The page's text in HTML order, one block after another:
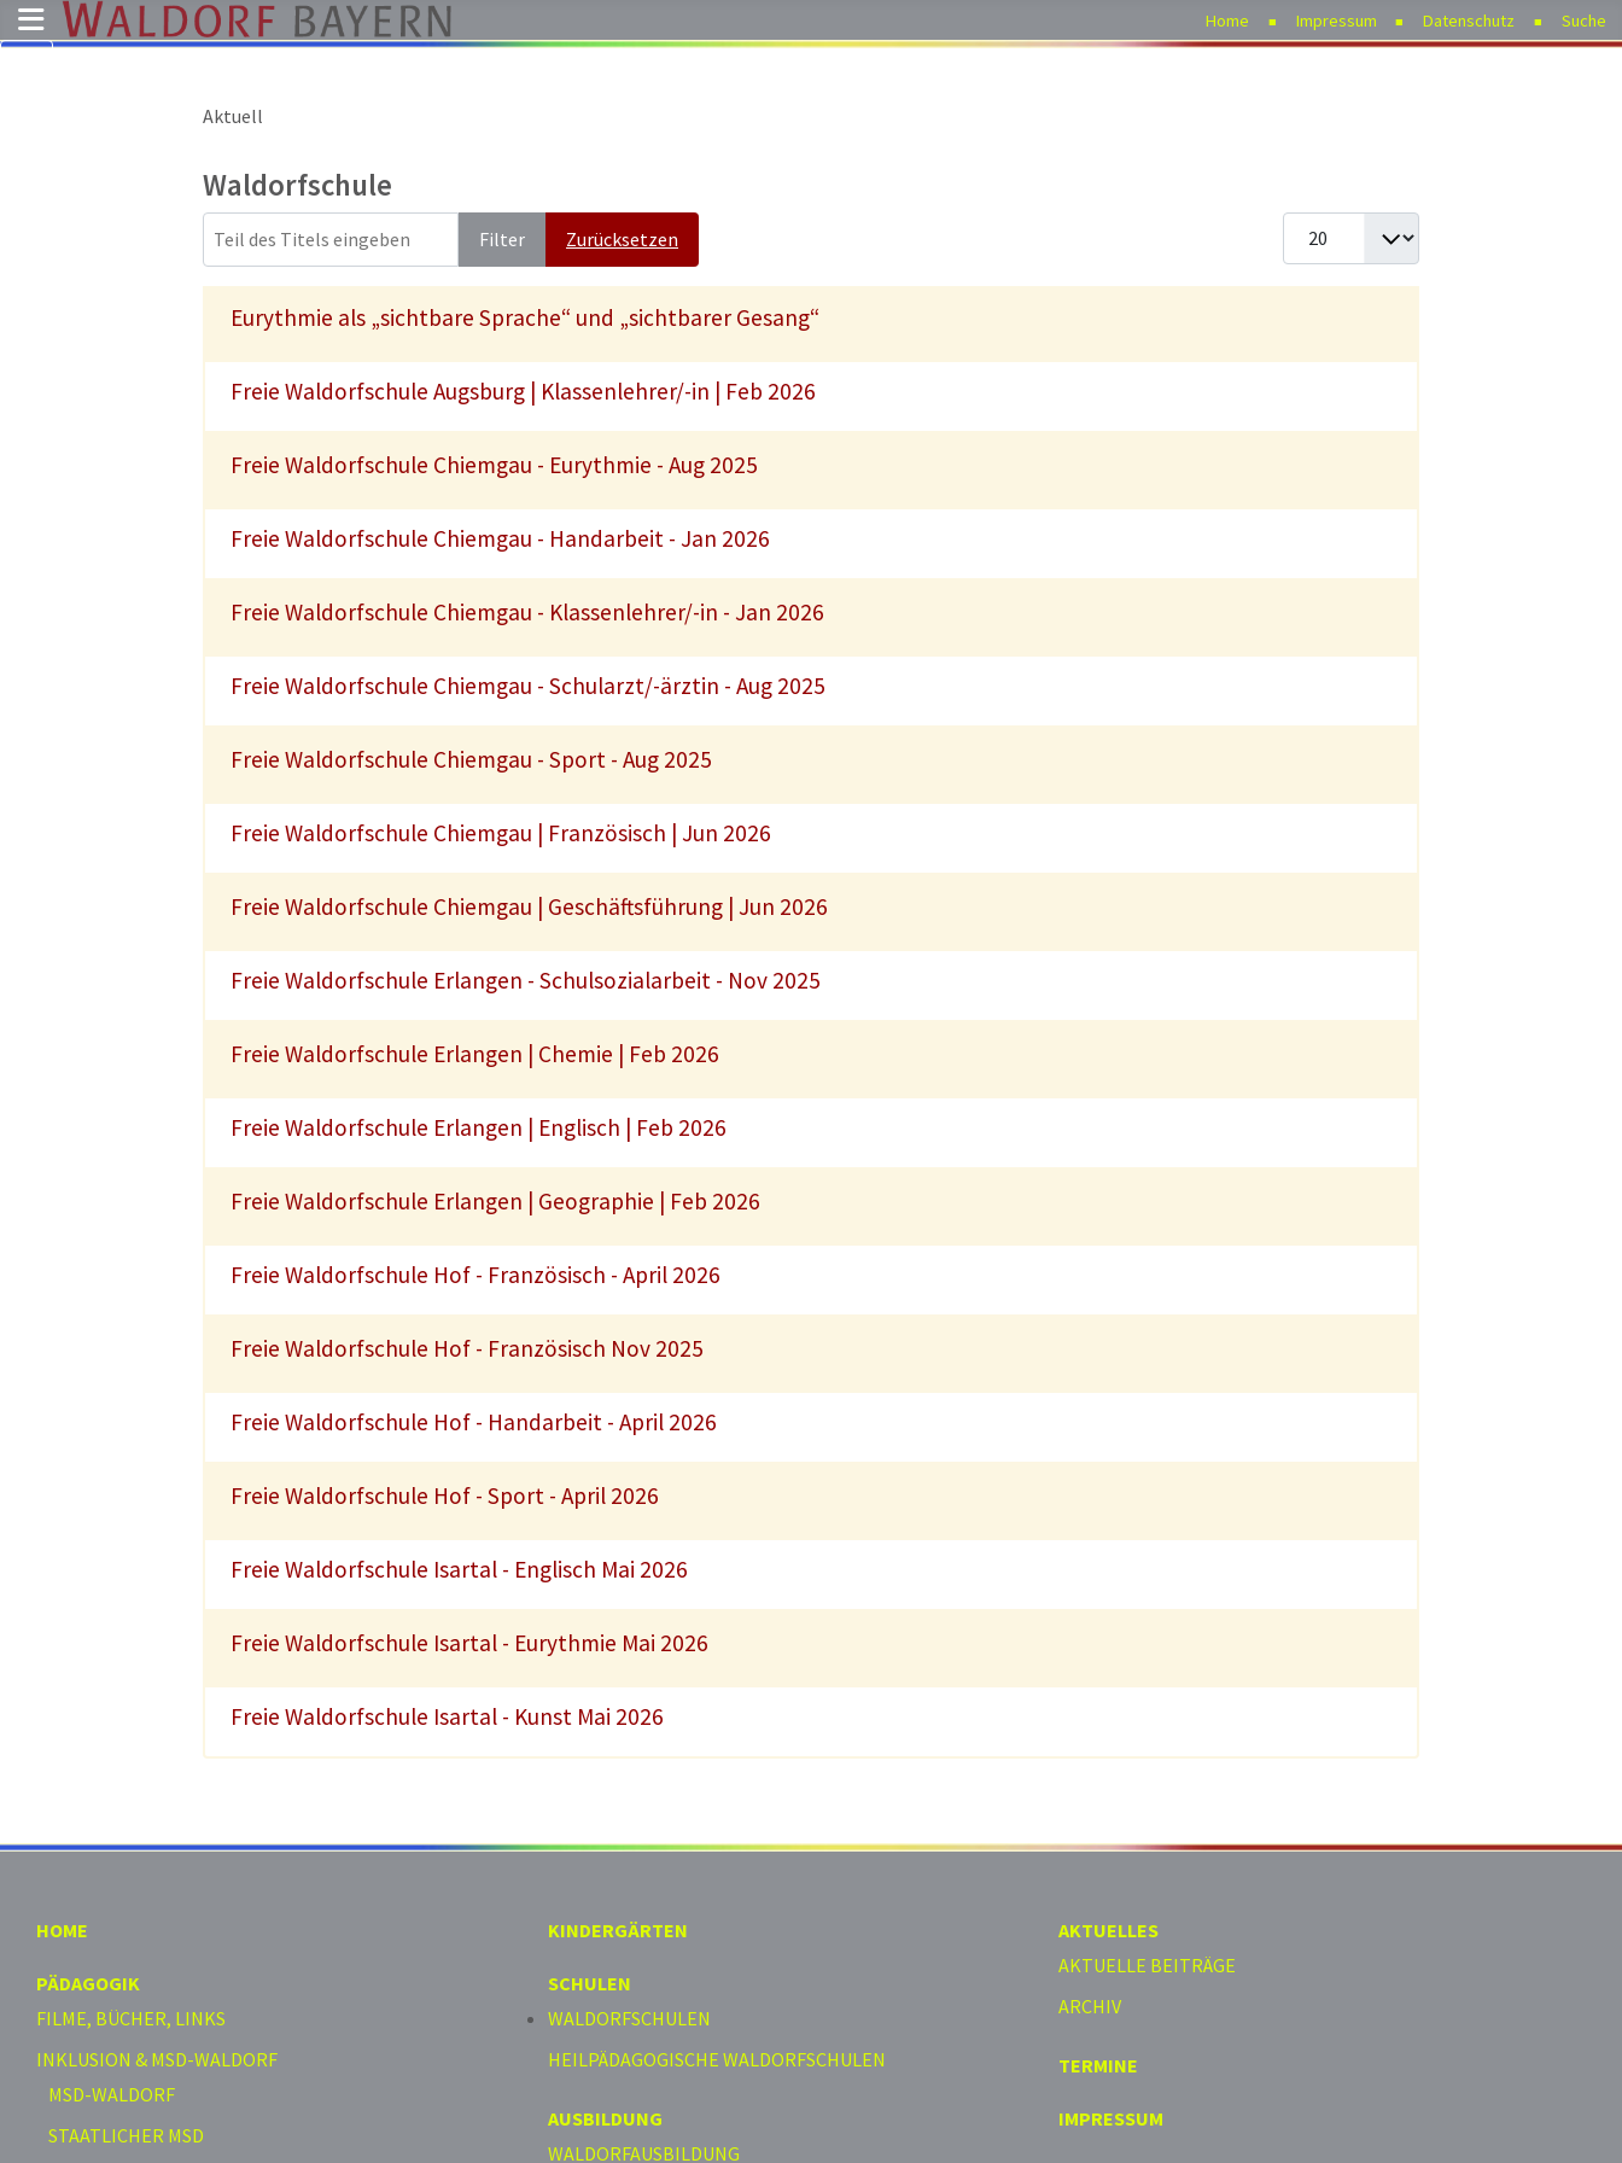
Home Impressum Datenschutz Suche
Aktuell
Waldorfschule
Filter Zurücksetzen
Eurythmie als „sichtbare Sprache“ und „sichtbarer Gesang“
Freie Waldorfschule Augsburg | Klassenlehrer/-in | Feb 2026
Freie Waldorfschule Chiemgau - Eurythmie - Aug 2025
Freie Waldorfschule Chiemgau - Handarbeit - Jan 2026
Freie Waldorfschule Chiemgau - Klassenlehrer/-in - Jan 2026
Freie Waldorfschule Chiemgau - Schularzt/-ärztin - Aug 2025
Freie Waldorfschule Chiemgau - Sport - Aug 2025
Freie Waldorfschule Chiemgau | Französisch | Jun 2026
Freie Waldorfschule Chiemgau | Geschäftsführung | Jun 2026
Freie Waldorfschule Erlangen - Schulsozialarbeit - Nov 2025
Freie Waldorfschule Erlangen | Chemie | Feb 2026
Freie Waldorfschule Erlangen | Englisch | Feb 2026
Freie Waldorfschule Erlangen | Geographie | Feb 2026
Freie Waldorfschule Hof - Französisch - April 2026
Freie Waldorfschule Hof - Französisch Nov 2025
Freie Waldorfschule Hof - Handarbeit - April 2026
Freie Waldorfschule Hof - Sport - April 2026
Freie Waldorfschule Isartal - Englisch Mai 2026
Freie Waldorfschule Isartal - Eurythmie Mai 2026
Freie Waldorfschule Isartal - Kunst Mai 2026
HOME
PÄDAGOGIK
FILME, BÜCHER, LINKS
INKLUSION & MSD-WALDORF
MSD-WALDORF
STAATLICHER MSD
KINDERGÄRTEN
SCHULEN
WALDORFSCHULEN
HEILPÄDAGOGISCHE WALDORFSCHULEN
AUSBILDUNG
WALDORFAUSBILDUNG
AKTUELLES
AKTUELLE BEITRÄGE
ARCHIV
TERMINE
IMPRESSUM